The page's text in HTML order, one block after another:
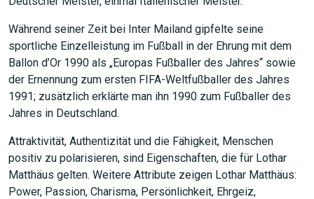
Während seiner Zeit bei Inter Mailand gipfelte seine
sportliche Einzelleistung im Fußball in der Ehrung mit dem
Ballon d’Or 1990 als „Europas Fußballer des Jahres“ sowie
der Ernennung zum ersten FIFA-Weltfußballer des Jahres
1991; zusätzlich erklärte man ihn 1990 zum Fußballer des
Jahres in Deutschland.
Attraktivität, Authentizität und die Fähigkeit, Menschen
positiv zu polarisieren, sind Eigenschaften, die für Lothar
Matthäus gelten. Weitere Attribute zeigen Lothar Matthäus:
Power, Passion, Charisma, Persönlichkeit, Ehrgeiz,